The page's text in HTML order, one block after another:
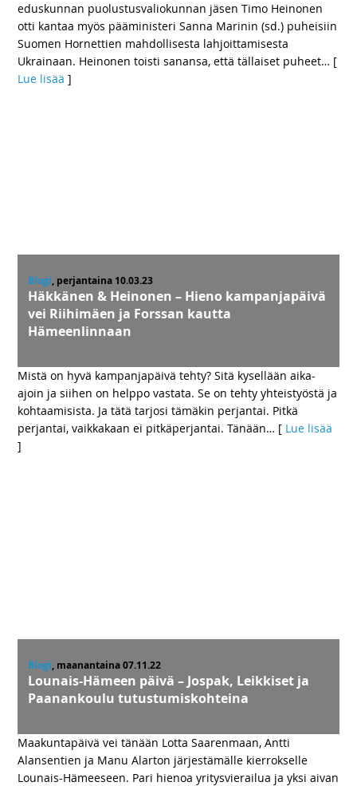
eduskunnan puolustusvaliokunnan jäsen Timo Heinonen
otti kantaa myös pääministeri Sanna Marinin (sd.) puheisiin
Suomen Hornettien mahdollisesta lahjoittamisesta
Ukrainaan. Heinonen toisti sanansa, että tällaiset puheet… [
Lue lisää ]
Blogi, perjantaina 10.03.23
Häkkänen & Heinonen – Hieno kampanjapäivä
vei Riihimäen ja Forssan kautta
Hämeenlinnaan
Mistä on hyvä kampanjapäivä tehty? Sitä kysellään aika-
ajoin ja siihen on helppo vastata. Se on tehty yhteistyöstä ja
kohtaamisista. Ja tätä tarjosi tämäkin perjantai. Pitkä
perjantai, vaikkakaan ei pitkäperjantai. Tänään… [ Lue lisää
]
Blogi, maanantaina 07.11.22
Lounais-Hämeen päivä – Jospak, Leikkiset ja
Paanankoulu tutustumiskohteina
Maakuntapäivä vei tänään Lotta Saarenmaan, Antti
Alansentien ja Manu Alarton järjestämälle kierrokselle
Lounais-Hämeeseen. Pari hienoa yritysvierailua ja yksi aivan